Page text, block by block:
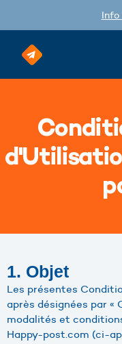
Info
1. Objet
Les présentes
après désignées par «
modalités et
Happy-post.com (ci-